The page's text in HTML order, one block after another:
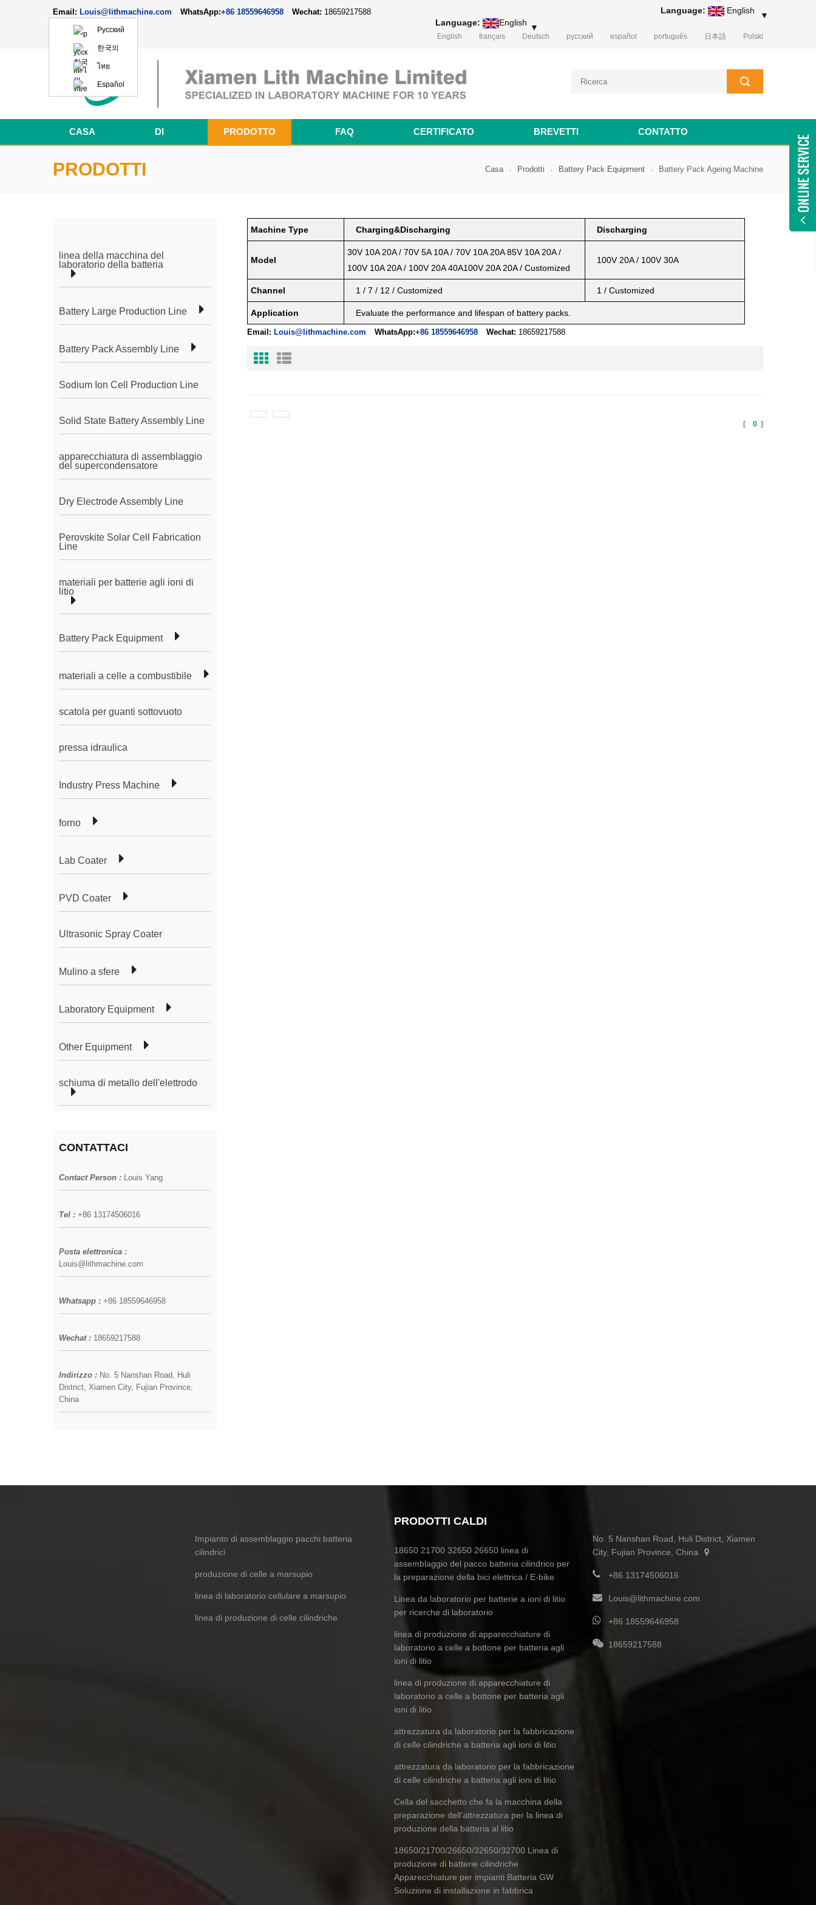
Email: Louis@lithmachine.com WhatsApp:+86 18559646958 Wechat: 18659217588 Language: English ▼
Language: English ▼
Русский
한국의
ไทย
Español
English français Deutsch русский español português 日本語 Polski
CASA DI PRODOTTO FAQ CERTIFICATO BREVETTI CONTATTO
PRODOTTI Casa Prodotti Battery Pack Equipment Battery Pack Ageing Machine
linea della macchina del
laboratorio della batteria
Battery Large Production Line
Battery Pack Assembly Line
Sodium Ion Cell Production Line
Solid State Battery Assembly Line
apparecchiatura di assemblaggio
del supercondensatore
Dry Electrode Assembly Line
Perovskite Solar Cell Fabrication
Line
materiali per batterie agli ioni di
litio
Battery Pack Equipment
materiali a celle a combustibile
scatola per guanti sottovuoto
pressa idraulica
Industry Press Machine
forno
Lab Coater
PVD Coater
Ultrasonic Spray Coater
Mulino a sfere
Laboratory Equipment
Other Equipment
schiuma di metallo dell'elettrodo
CONTATTACI
Contact Person : Louis Yang
Tel : +86 13174506016
Posta elettronica :
Louis@lithmachine.com
Whatsapp : +86 18559646958
Wechat : 18659217588
Indirizzo : No. 5 Nanshan Road, Huli
District, Xiamen City, Fujian Province,
China
Machine Type Charging&Discharging Discharging
Model
30V 10A 20A / 70V 5A 10A / 70V 10A 20A 85V 10A 20A /
100V 10A 20A / 100V 20A 40A100V 20A 20A / Customized
100V 20A / 100V 30A
Channel 1 / 7 / 12 / Customized 1 / Customized
Application Evaluate the performance and lifespan of battery packs.
Email: Louis@lithmachine.com WhatsApp:+86 18559646958 Wechat: 18659217588
[ 0 ]
Impianto di assemblaggio pacchi batteria
cilindrici
produzione di celle a marsupio
linea di laboratorio cellulare a marsupio
linea di produzione di celle cilindriche
PRODOTTI CALDI
18650 21700 32650 26650 linea di
assemblaggio del pacco batteria cilindrico per
la preparazione della bici elettrica / E-bike
Linea da laboratorio per batterie a ioni di litio
per ricerche di laboratorio
linea di produzione di apparecchiature di
laboratorio a celle a bottone per batteria agli
ioni di litio
linea di produzione di apparecchiature di
laboratorio a celle a bottone per batteria agli
ioni di litio
attrezzatura da laboratorio per la fabbricazione
di celle cilindriche a batteria agli ioni di litio
attrezzatura da laboratorio per la fabbricazione
di celle cilindriche a batteria agli ioni di litio
Cella del sacchetto che fa la macchina della
preparazione dell'attrezzatura per la linea di
produzione della batteria al litio
18650/21700/26650/32650/32700 Linea di
produzione di batterie cilindriche
Apparecchiature per impianti Batteria GW
Soluzione di installazione in fabbrica
No. 5 Nanshan Road, Huli District, Xiamen
City, Fujian Province, China
+86 13174506016
Louis@lithmachine.com
+86 18559646958
18659217588